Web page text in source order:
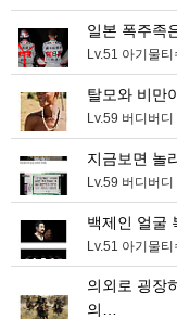
일본 폭주족
Lv.51 아기물티
탈모와 비만
Lv.59 버디버디
지금보면 놀
Lv.59 버디버디
백제인 얼굴
Lv.51 아기물티
의외로 굉장
의…